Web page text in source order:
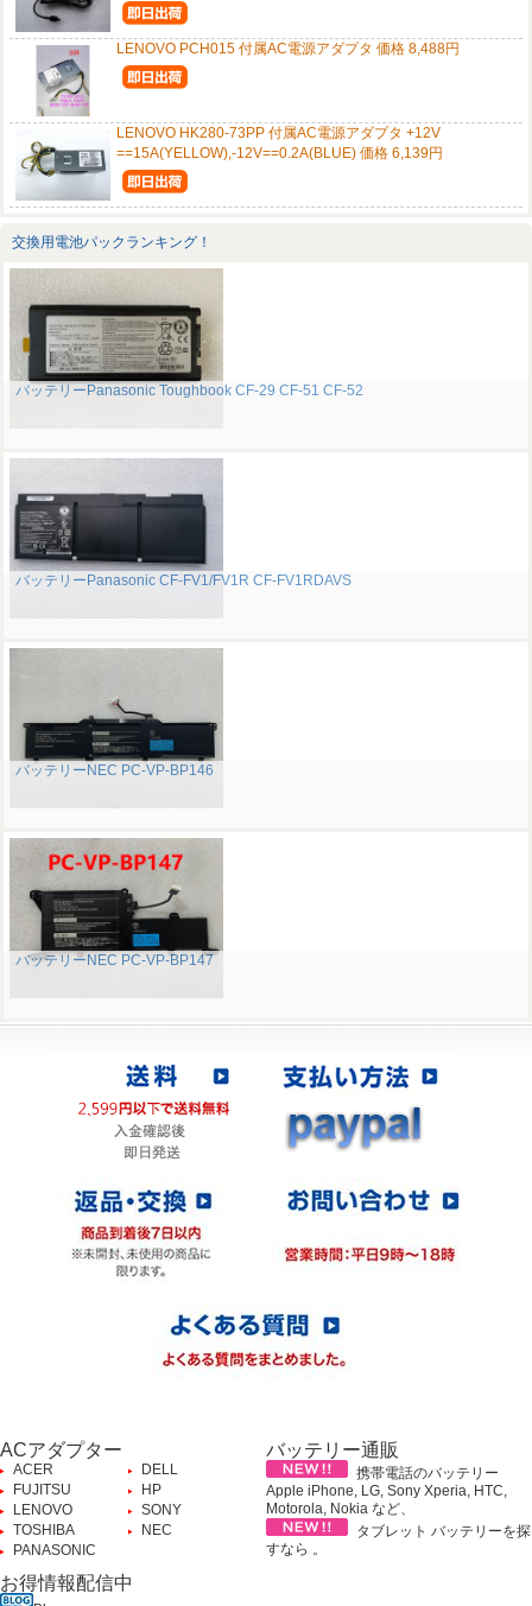
LENOVO PCH015 付属AC電源アダプタ 価格 8,488円
LENOVO HK280-73PP 付属AC電源アダプタ +12V
==15A(YELLOW),-12V==0.2A(BLUE) 価格 6,139円
交換用電池パックランキング！
バッテリーPanasonic Toughbook CF-29 CF-51 CF-52
バッテリーPanasonic CF-FV1/FV1R CF-FV1RDAVS
バッテリーNEC PC-VP-BP146
バッテリーNEC PC-VP-BP147
ACアダプター
ACER
DELL
FUJITSU
HP
LENOVO
SONY
TOSHIBA
NEC
PANASONIC
バッテリー通販
携帯電話のバッテリー
Apple iPhone, LG, Sony Xperia, HTC,
Motorola, Nokia など、
タブレット バッテリーを探
すなら 。
お得情報配信中